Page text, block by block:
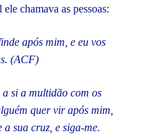
chamava as pessoas:
após mim, e eu vos
(ACF)
si a multidão com os
quer vir após mim,
a sua cruz, e siga-me.